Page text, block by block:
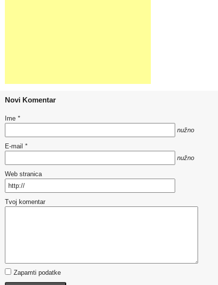
Novi Komentar
Ime *
nužno
E-mail *
nužno
Web stranica
Tvoj komentar
Zapamti podatke